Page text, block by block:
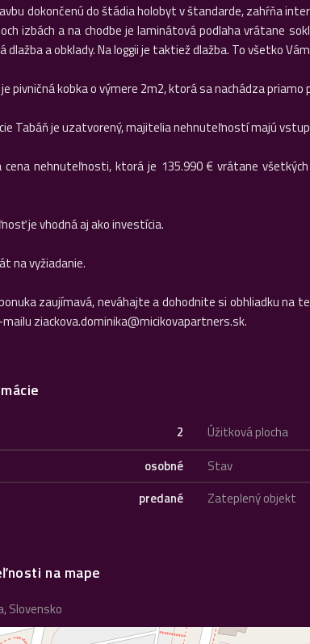
dokončenú do štádia holobyt v štandarde, zahŕňa
izbách a na chodbe je laminátová podlaha vrátane
dlažba a obklady. Na loggii je taktiež dlažba. To všetko
pivničná kobka o výmere 2m2, ktorá sa nachádza
Tabáň je uzatvorený, majitelia nehnuteľností majú
nehnuteľnosti, ktorá je 135.990 € vrátane
je vhodná aj ako investícia.
na vyžiadanie.
zaujímavá, neváhajte a dohodnite si obhliadku na
ziackova.dominika@micikovapartners.sk.
2 Úžitková plocha
osobné Stav
predané Zateplený objekt
na mape
Slovensko